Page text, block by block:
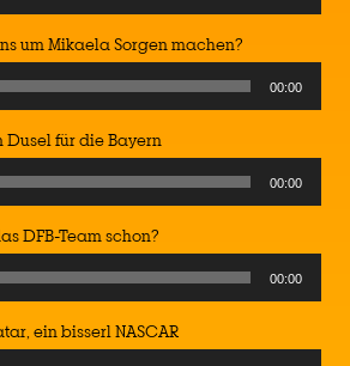
um Mikaela Sorgen machen?
00:00
Dusel für die Bayern
00:00
DFB-Team schon?
00:00
ein bisserl NASCAR